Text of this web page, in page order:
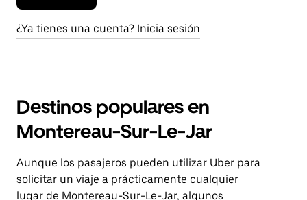
¿Ya tienes una cuenta? Inicia sesión
Destinos populares en
Montereau-Sur-Le-Jar
Aunque los pasajeros pueden utilizar Uber para
solicitar un viaje a prácticamente cualquier
lugar de Montereau-Sur-Le-Jar, algunos